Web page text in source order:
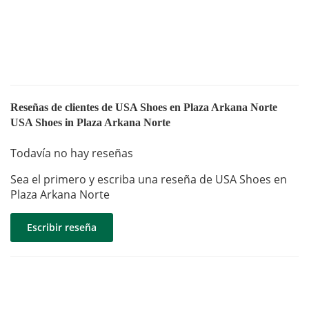
Reseñas de clientes de USA Shoes en Plaza Arkana Norte
USA Shoes in Plaza Arkana Norte
Todavía no hay reseñas
Sea el primero y escriba una reseña de USA Shoes en
Plaza Arkana Norte
Escribir reseña